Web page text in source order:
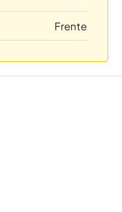
Frente